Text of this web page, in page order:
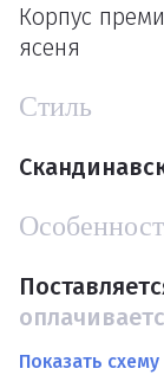
Корпус
ясеня
Стиль
Показать